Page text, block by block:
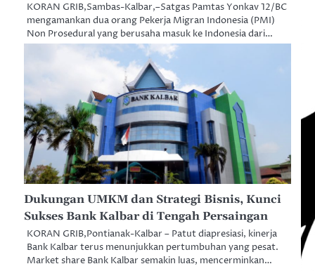
KORAN GRIB,Sambas-Kalbar,–Satgas Pamtas Yonkav 12/BC
mengamankan dua orang Pekerja Migran Indonesia (PMI)
Non Prosedural yang berusaha masuk ke Indonesia dari…
Dukungan UMKM dan Strategi Bisnis, Kunci
Sukses Bank Kalbar di Tengah Persaingan
KORAN GRIB,Pontianak-Kalbar – Patut diapresiasi, kinerja
Bank Kalbar terus menunjukkan pertumbuhan yang pesat.
Market share Bank Kalbar semakin luas, mencerminkan…